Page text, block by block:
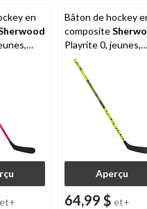
en
rose
et+
Bâton de hockey
composite
Playrite 0, jeunes,
rigidité de 15
Aperçu
64,99 $ et+